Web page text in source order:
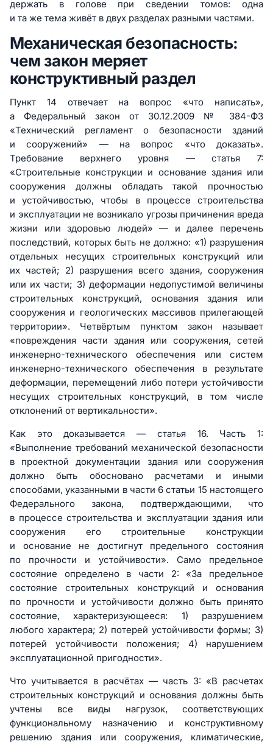
держать в голове при сведении томов: одна
и та же тема живёт в двух разделах разными частями.
Механическая безопасность:
чем закон меряет
конструктивный раздел
Пункт 14 отвечает на вопрос «что написать»,
а Федеральный закон от 30.12.2009 № 384-ФЗ
«Технический регламент о безопасности зданий
и сооружений» — на вопрос «что доказать».
Требование верхнего уровня — статья 7:
«Строительные конструкции и основание здания или
сооружения должны обладать такой прочностью
и устойчивостью, чтобы в процессе строительства
и эксплуатации не возникало угрозы причинения вреда
жизни или здоровью людей» — и далее перечень
последствий, которых быть не должно: «1) разрушения
отдельных несущих строительных конструкций или
их частей; 2) разрушения всего здания, сооружения
или их части; 3) деформации недопустимой величины
строительных конструкций, основания здания или
сооружения и геологических массивов прилегающей
территории». Четвёртым пунктом закон называет
«повреждения части здания или сооружения, сетей
инженерно-технического обеспечения или систем
инженерно-технического обеспечения в результате
деформации, перемещений либо потери устойчивости
несущих строительных конструкций, в том числе
отклонений от вертикальности».
Как это доказывается — статья 16. Часть 1:
«Выполнение требований механической безопасности
в проектной документации здания или сооружения
должно быть обосновано расчетами и иными
способами, указанными в части 6 статьи 15 настоящего
Федерального закона, подтверждающими, что
в процессе строительства и эксплуатации здания или
сооружения его строительные конструкции
и основание не достигнут предельного состояния
по прочности и устойчивости». Само предельное
состояние определено в части 2: «За предельное
состояние строительных конструкций и основания
по прочности и устойчивости должно быть принято
состояние, характеризующееся: 1) разрушением
любого характера; 2) потерей устойчивости формы; 3)
потерей устойчивости положения; 4) нарушением
эксплуатационной пригодности».
Что учитывается в расчётах — часть 3: «В расчетах
строительных конструкций и основания должны быть
учтены все виды нагрузок, соответствующих
функциональному назначению и конструктивному
решению здания или сооружения, климатические,